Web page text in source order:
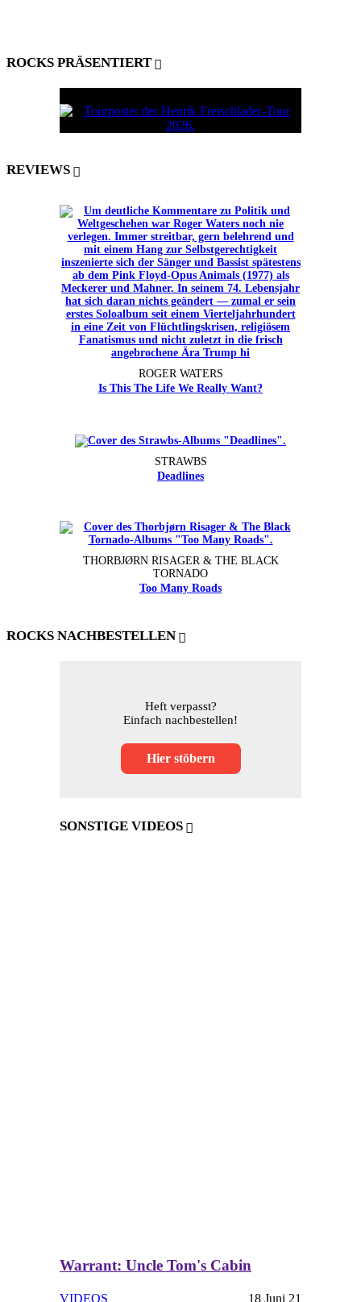
ROCKS PRÄSENTIERT
REVIEWS
ROGER WATERS
Is This The Life We Really Want?
STRAWBS
Deadlines
THORBJØRN RISAGER & THE BLACK
TORNADO
Too Many Roads
ROCKS NACHBESTELLEN
Heft verpasst?
Einfach nachbestellen!
Hier stöbern
SONSTIGE VIDEOS
Warrant: Uncle Tom's Cabin
VIDEOS 18 Juni 21